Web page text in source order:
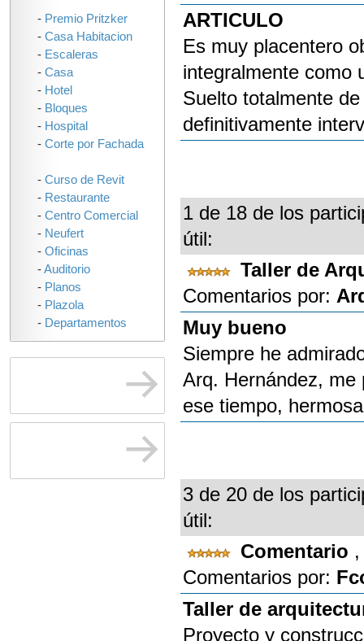
ARTICULO
Es muy placentero
integralmente como
Suelto totalmente
definitivamente
1 de 18 de los
útil:
Taller de
Comentarios por:
Muy bueno
Siempre he
Arq. Hernández, me
ese tiempo,
3 de 20 de los
útil:
Comentario
Comentarios por:
Taller de
Proyecto y
- Premio Pritzker
- Casa Habitacion
- Escaleras
- Casa
- Hotel
- Bloques
- Hospital
- Corte por Fachada
- Curso de Revit
- Restaurante
- Centro Comercial
- Neufert
- Oficinas
-Auditorio
- Planos
- Plazola
- Departamentos